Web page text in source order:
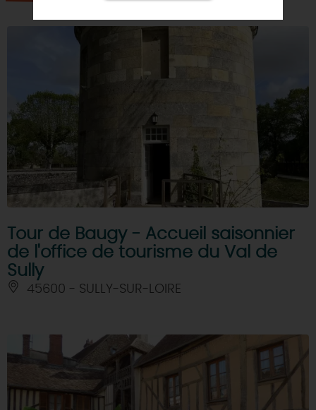
Tour de Baugy - Accueil saisonnier
de l'office de tourisme du Val de
Sully
45600 - SULLY-SUR-LOIRE